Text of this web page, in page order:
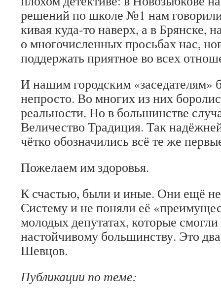
решений по школе №1 нам
кивая куда-то наверх, а в Брянске,
о многочисленных просьбах нас,
поддержать приятное во всех
И нашим городским «заседателям»
непросто. Во многих из них
реальности. Но в большинстве
Величество Традиция. Так
чётко обозначились всё те же
Пожелаем им здоровья.
К счастью, были и иные. Они ещё
Систему и не поняли её
молодых депутатах, которые смогли
настойчивому большинству. Это
Шевцов.
Публикации по теме: